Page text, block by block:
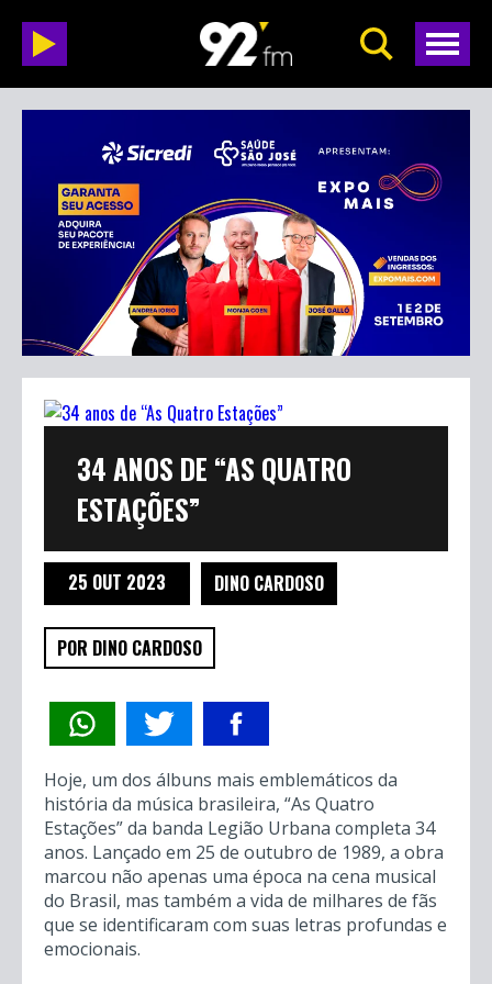
34 ANOS DE “AS QUATRO
ESTAÇÕES”
25 OUT 2023 DINO CARDOSO
POR DINO CARDOSO
Hoje, um dos álbuns mais emblemáticos da
história da música brasileira, “As Quatro
Estações” da banda Legião Urbana completa 34
anos. Lançado em 25 de outubro de 1989, a obra
marcou não apenas uma época na cena musical
do Brasil, mas também a vida de milhares de fãs
que se identificaram com suas letras profundas e
emocionais.